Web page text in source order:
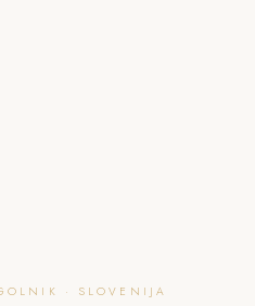
· SLOVENIJA